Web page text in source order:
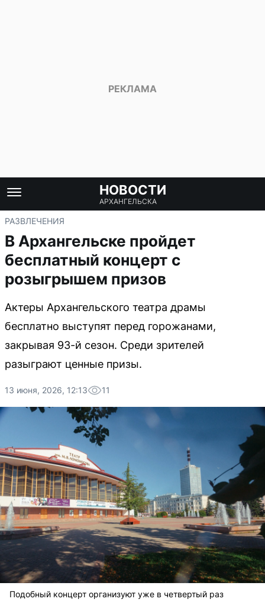
НОВОСТИ
АРХАНГЕЛЬСКА
РАЗВЛЕЧЕНИЯ
В Архангельске пройдет
бесплатный концерт с
розыгрышем призов
Актеры Архангельского театра драмы
бесплатно выступят перед горожанами,
закрывая 93-й сезон. Среди зрителей
разыграют ценные призы.
13 июня, 2026, 12:13 11
Подобный концерт организуют уже в четвертый раз